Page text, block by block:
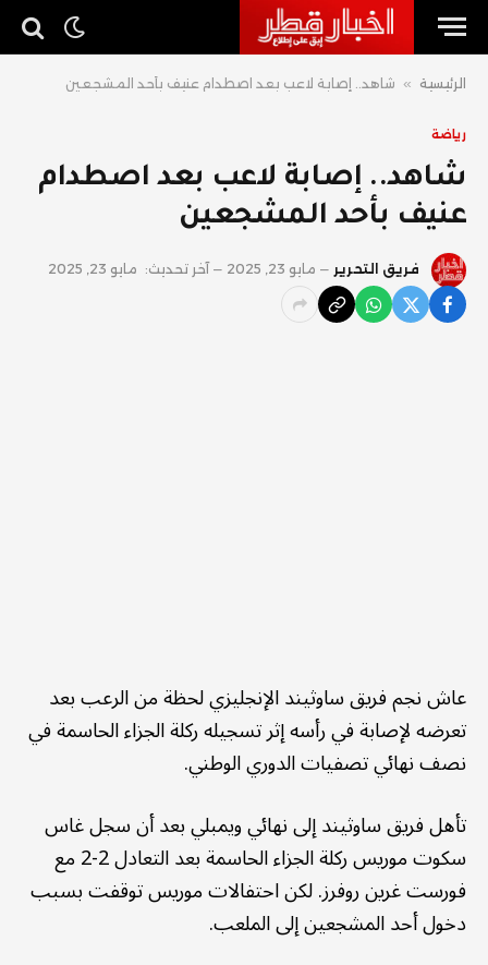
الرئيسية » شاهد.. إصابة لاعب بعد اصطدام عنيف بأحد المشجعين
رياضة
شاهد.. إصابة لاعب بعد اصطدام
عنيف بأحد المشجعين
فريق التحرير مايو 23, 2025 آخر تحديث: مايو 23, 2025
عاش نجم فريق ساوثيند الإنجليزي لحظة من الرعب بعد
تعرضه لإصابة في رأسه إثر تسجيله ركلة الجزاء الحاسمة في
نصف نهائي تصفيات الدوري الوطني.
تأهل فريق ساوثيند إلى نهائي ويمبلي بعد أن سجل غاس
سكوت موريس ركلة الجزاء الحاسمة بعد التعادل 2-2 مع
فورست غرين روفرز. لكن احتفالات موريس توقفت بسبب
دخول أحد المشجعين إلى الملعب.